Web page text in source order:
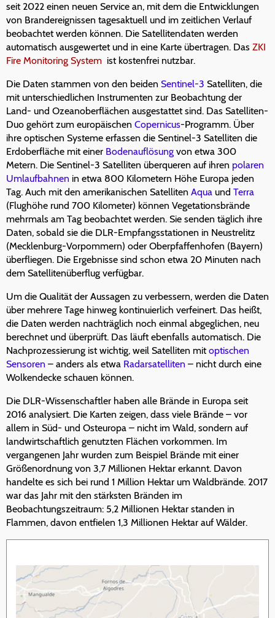
seit 2022 einen neuen Service an, mit dem die Entwicklungen
von Brandereignissen tagesaktuell und im zeitlichen Verlauf
beobachtet werden können. Die Satellitendaten werden
automatisch ausgewertet und in eine Karte übertragen. Das ZKI
Fire Monitoring System ist kostenfrei nutzbar.
Die Daten stammen von den beiden Sentinel-3 Satelliten, die
mit unterschiedlichen Instrumenten zur Beobachtung der
Land- und Ozeanoberflächen ausgestattet sind. Das Satelliten-
Duo gehört zum europäischen Copernicus-Programm. Über
ihre optischen Systeme erfassen die Sentinel-3 Satelliten die
Erdoberfläche mit einer Bodenauflösung von etwa 300
Metern. Die Sentinel-3 Satelliten überqueren auf ihren polaren
Umlaufbahnen in etwa 800 Kilometern Höhe Europa jeden
Tag. Auch mit den amerikanischen Satelliten Aqua und Terra
(Flughöhe rund 700 Kilometer) können Vegetationsbrände
mehrmals am Tag beobachtet werden. Sie senden täglich ihre
Daten, sobald sie die DLR-Empfangsstationen in Neustrelitz
(Mecklenburg-Vorpommern) oder Oberpfaffenhofen (Bayern)
überfliegen. Die Ergebnisse sind schon etwa 20 Minuten nach
dem Satellitenüberflug verfügbar.
Um die Qualität der Aussagen zu verbessern, werden die Daten
über mehrere Tage hinweg kontinuierlich verfeinert. Das heißt,
die Daten werden nachträglich noch einmal abgeglichen, neu
berechnet und überprüft. Das läuft ebenfalls automatisch. Die
Nachprozessierung ist wichtig, weil Satelliten mitoptischen
Sensoren – anders als etwa Radarsatelliten – nicht durch eine
Wolkendecke schauen können.
Die DLR-Wissenschaftler haben alle Brände in Europa seit
2016 analysiert. Die Karten zeigen, dass viele Brände – vor
allem in Süd- und Osteuropa – nicht im Wald, sondern auf
landwirtschaftlich genutzten Flächen vorkommen. Im
vergangenen Jahr wurden zum Beispiel Brände mit einer
Größenordnung von 3,7 Millionen Hektar erkannt. Davon
handelte es sich bei rund 1 Million Hektar um Waldbrände. 2017
war das Jahr mit den stärksten Bränden im
Beobachtungszeitraum: 5,2 Millionen Hektar standen in
Flammen, davon entfielen 1,3 Millionen Hektar auf Wälder.